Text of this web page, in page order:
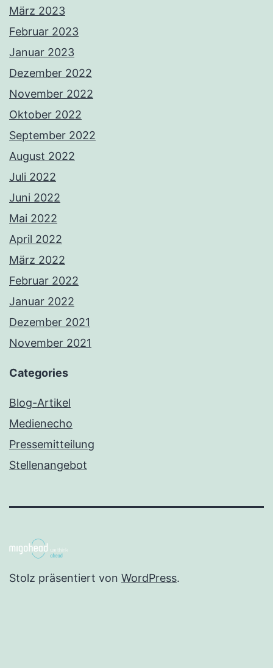
März 2023
Februar 2023
Januar 2023
Dezember 2022
November 2022
Oktober 2022
September 2022
August 2022
Juli 2022
Juni 2022
Mai 2022
April 2022
März 2022
Februar 2022
Januar 2022
Dezember 2021
November 2021
Categories
Blog-Artikel
Medienecho
Pressemitteilung
Stellenangebot
Stolz präsentiert von WordPress.